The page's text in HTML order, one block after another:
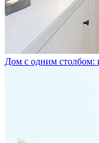
Дом с одним столбом: